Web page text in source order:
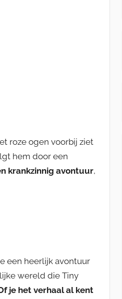
roze ogen voorbij ziet
hem door een
krankzinnig avontuur,
een heerlijk avontuur
wereld die Tiny
je het verhaal al kent